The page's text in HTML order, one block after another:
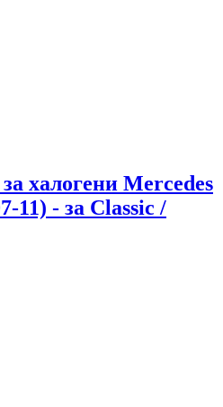
халогени Mercedes
11) - за Classic /